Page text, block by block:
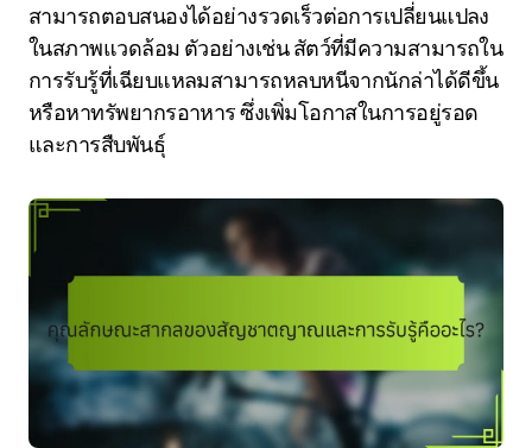
สามารถตอบสนองได้อย่างรวดเร็วต่อการเปลี่ยนแปลง
ในสภาพแวดล้อม ตัวอย่างเช่น สัตว์ที่มีความสามารถใน
การรับรู้ที่เฉียบแหลมสามารถหลบหนีจากนักล่าได้ดีขึ้น
หรือหาทรัพยากรอาหาร ซึ่งเพิ่มโอกาสในการอยู่รอด
และการสืบพันธุ์